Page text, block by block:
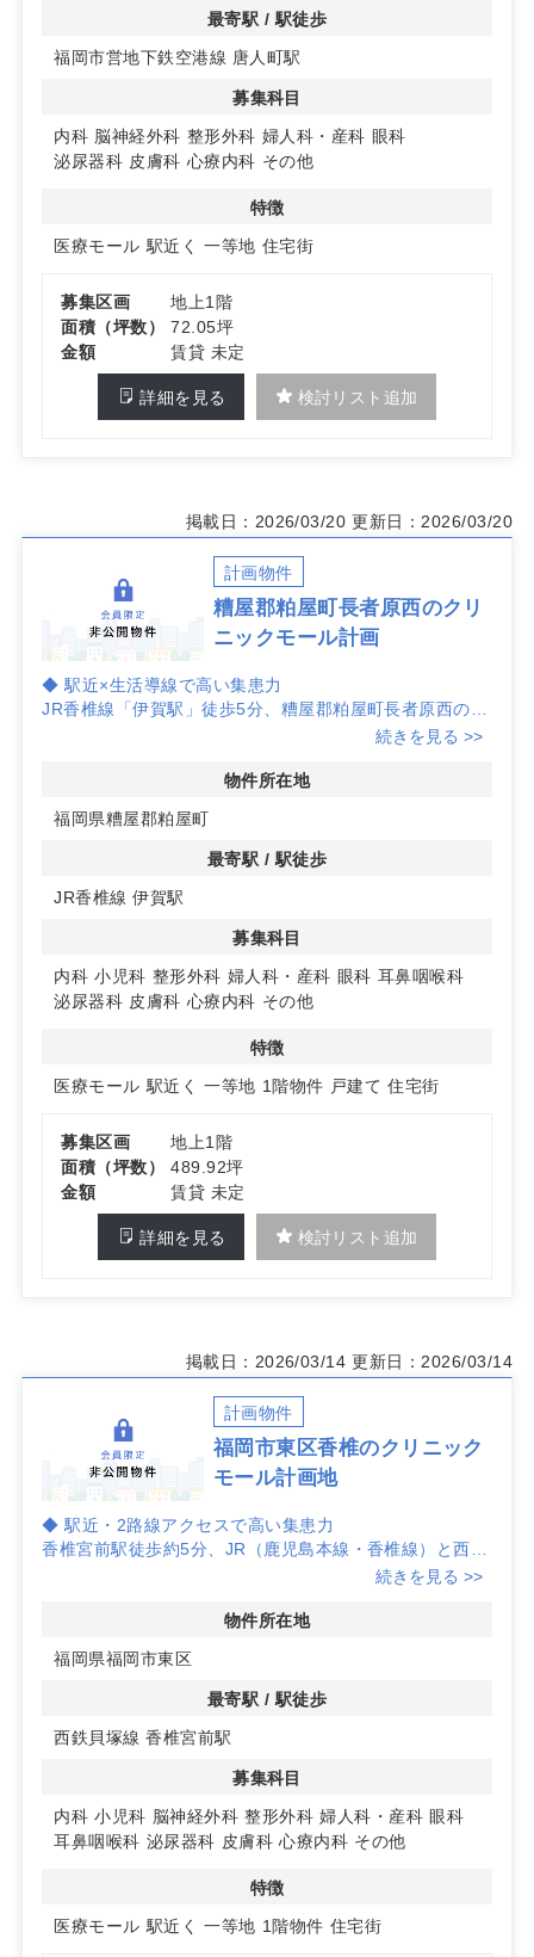
計画段階のため、診療科目に応じた患者導線・スタッフ導
線やバックヤード配置、電気・給排水などの仕様について
相談がしやすい計画です。将来的な増床や機器搬入も見据
◆福岡市中央区今川での開業ポテンシャル
携や地域内での認知獲得を目指しやすい点が特長です。生
ることで、駅近との相乗効果による集患力の底上げが期待
詳細はお問い合わせください
最寄駅 / 駅徒歩
福岡市営地下鉄空港線 唐人町駅
募集科目
内科 脳神経外科 整形外科 婦人科・産科 眼科
泌尿器科 皮膚科 心療内科 その他
特徴
医療モール 駅近く 一等地 住宅街
募集区画
地上1階
面積（坪数）
72.05坪
金額
賃貸 未定
詳細を見る 検討リスト追加
掲載日：2026/03/20 更新日：2026/03/20
計画物件
糟屋郡粕屋町長者原西のクリ
ニックモール計画
◆ 駅近×生活導線で高い集患力
JR香椎線「伊賀駅」徒歩5分、糟屋郡粕屋町長者原西の計
画地。銀行・スーパー・郵便局・幼稚園・保育園・小学校
見込みやすい環境です。
◆ 病診連携に適したポジション
青洲会病院の至近で、診療連携を意識した運営計画が立て
やすい点が特長です。紹介や逆紹介、検査連携などの実務
導線を描きやすく、地域の医療ネットワークに参画しやす
◆ 約500坪の希少スケール
約500坪のクリニックモール計画地は、このエリアではま
時開設や段階的拡張など柔軟な区画計画を検討しやすい規
続きを見る >>
物件所在地
福岡県糟屋郡粕屋町
最寄駅 / 駅徒歩
JR香椎線 伊賀駅
募集科目
内科 小児科 整形外科 婦人科・産科 眼科 耳鼻咽喉科
泌尿器科 皮膚科 心療内科 その他
特徴
医療モール 駅近く 一等地 1階物件 戸建て 住宅街
募集区画
地上1階
面積（坪数）
489.92坪
金額
賃貸 未定
詳細を見る 検討リスト追加
掲載日：2026/03/14 更新日：2026/03/14
計画物件
福岡市東区香椎のクリニック
モール計画地
◆ 駅近・2路線アクセスで高い集患力
香椎宮前駅徒歩約5分、JR（鹿児島本線・香椎線）と西鉄
（貝塚線）の利用が可能。JR香椎駅から博多へ約10分、
車アクセスも良好です。
◆ 再開発が進む副都心・香椎の安定した需要
駅周辺の整備が進み、ガーデンズ千早やKashii iina
Terraceなど商業施設が充実。学校も多くファミリー層に
人気で、歴史ある香椎宮や豊かな自然が共存する住みやす
◆ クリニックモール計画地の相乗効果
〒813-0011 福岡市東区香椎1-3-40付近のクリニックモー
知向上が見込め、門前町の特性と副都心の利便性を活かし
続きを見る >>
物件所在地
福岡県福岡市東区
最寄駅 / 駅徒歩
西鉄貝塚線 香椎宮前駅
募集科目
内科 小児科 脳神経外科 整形外科 婦人科・産科 眼科
耳鼻咽喉科 泌尿器科 皮膚科 心療内科 その他
特徴
医療モール 駅近く 一等地 1階物件 住宅街